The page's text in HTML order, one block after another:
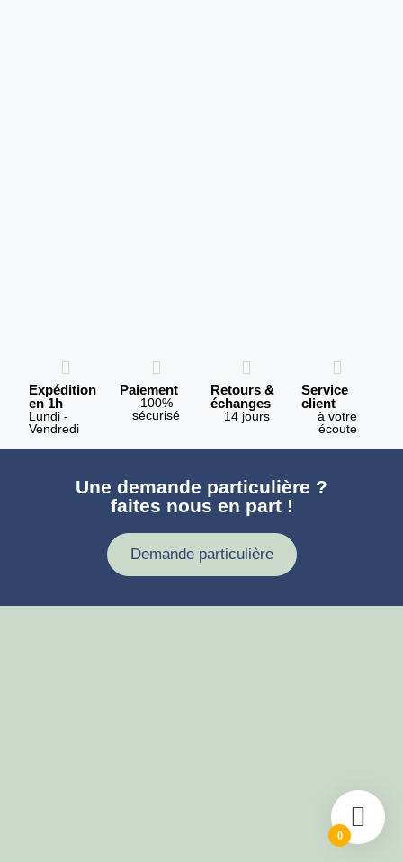
Expédition
en 1h
Lundi -
Vendredi
Paiement
100%
sécurisé
Retours &
échanges
14 jours
Service
client
à votre
écoute
Une demande particulière ?
faites nous en part !
Demande particulière
0